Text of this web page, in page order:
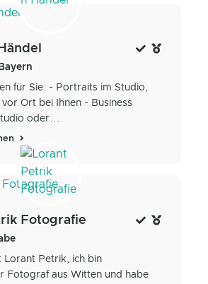
für Sie: - Portraits im Studio,
Ort bei Ihnen - Business
oder...
Fotografie
Lorant Petrik, ich bin
Fotograf aus Witten und habe